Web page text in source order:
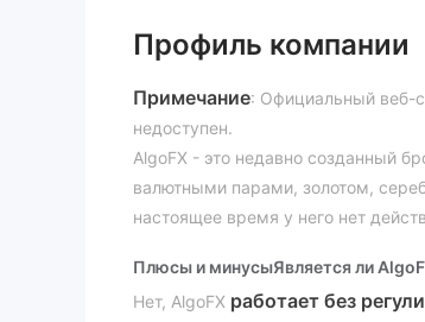
Профиль компании
Примечание: Официальный веб-
недоступен.
AlgoFX - это недавно созданный
валютными парами, золотом,
настоящее время у него нет
Плюсы и минусыЯвляется ли
Нет, AlgoFX работает без